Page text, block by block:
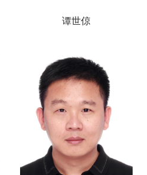
谭世倞